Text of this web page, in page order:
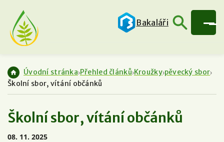
Bakaláři
Úvodní stránka Přehled článků Kroužky pěvecký sbor
Školní sbor, vítání občánků
Školní sbor, vítání občánků
08. 11. 2025